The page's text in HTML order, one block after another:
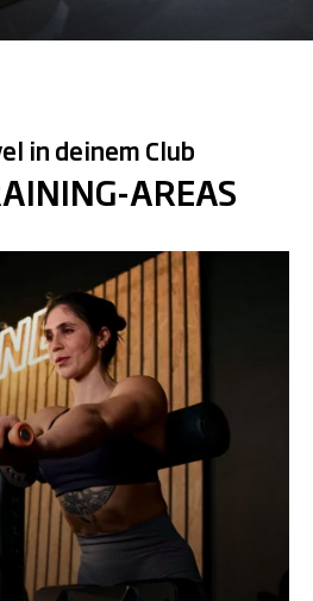
in deinem Club
AREAS